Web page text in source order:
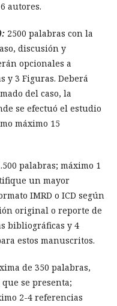
autores.
2500 palabras con la
discusión y
opcionales a
y 3 Figuras. Deberá
del caso, la
se efectuó el estudio
máximo 15
palabras; máximo 1
un mayor
IMRD o ICD según
original o reporte de
bibliográficas y 4
estos manuscritos.
de 350 palabras,
se presenta;
2-4 referencias